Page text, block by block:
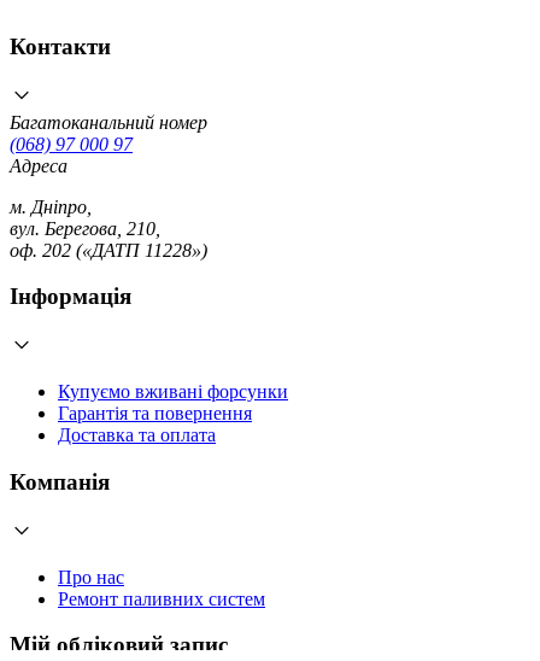
Контакти
Багатоканальний номер
(068) 97 000 97
Адреса
м. Дніпро,
вул. Берегова, 210,
оф. 202 («ДАТП 11228»)
Інформація
Купуємо вживані форсунки
Гарантія та повернення
Доставка та оплата
Компанія
Про нас
Ремонт паливних систем
Мій обліковий запис